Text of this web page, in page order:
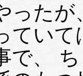
たが、 いつまでもそん
てい
ょっとムキになって依存関